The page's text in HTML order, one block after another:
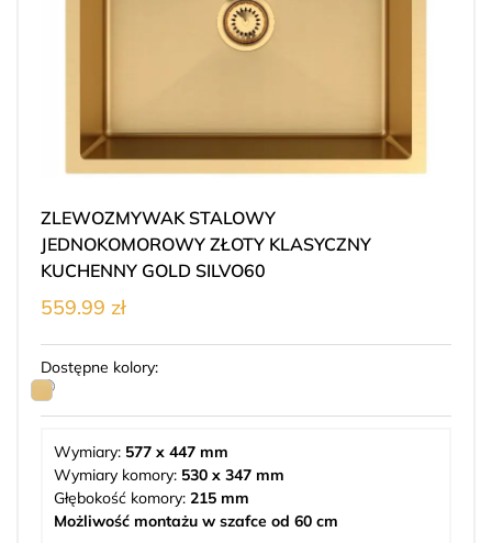
ZLEWOZMYWAK STALOWY
JEDNOKOMOROWY ZŁOTY KLASYCZNY
KUCHENNY GOLD SILVO60
559.99 zł
Dostępne kolory:
Wymiary: 577 x 447 mm
Wymiary komory: 530 x 347 mm
Głębokość komory: 215 mm
Możliwość montażu w szafce od 60 cm